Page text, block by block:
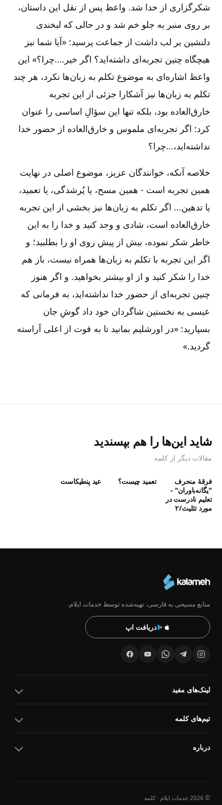
شکرگزاری از خدا شد. واعظ پس از نقل این داستان،
بر روی منبر به جلو خم شد و در حالی که لبخندی
دلنشین بر لب داشت از جماعت پرسید: «آیا شما نیز
هیچگاه چنین تجربه‌ای داشته‌اید؟ اگر خیر....چرا؟» این
واعظ اشاره‌ای به موضوع تکلم به زبان‌ها نکرد، هر چند
تکلم به زبان‌ها نیز آشکارا جزئی از این تجربه
خارق‌العاده بود، بلکه تنها این سؤالِ اساسی را عنوان
کرد: اگر تجربه‌ای ملموس و خارق‌العاده از حضور خدا
نداشته‌اید،...چرا؟
خلاصه آنکه، خوانندگان عزیز، موضوع اصلی در نهایت
همین تجربه است -‏‏‏‏‏‏‏‏ همین مسح، یا پُرشدگی، یا تعمید،
یا تدهین... اگر تکلم به زبان‌ها نیز بخشی از این تجربه
خارق‌العاده است، شادی و وجد کنید و خدا را به این
خاطر شکر نموده، بیش از پیش روی او را بطلبید؛ و
اگر این تجربه با تکلم به زبان‌ها همراه نیست، باز هم
خدا را شکر کنید و از او بیشتر بخواهید. و اگر هنوز
چنین تجربه‌ای از حضور خدا نداشته‌اید، به فرمانی که
عیسی به نخستین شاگردان خود داد گوشِ جان
بسپارید: «در اورشلیم بمانید تا به قوت از اعلی آراسته
گردید.»
شاید این‌ها را هم بپسندید
مقالات دیگر از کلمه
فرقۀ منحرف
"يگانه‌باوران" -
تعليم نادرست در
مورد تثلیث/۲
تعمید چیست؟ عید پنطیکاست
منابع مسیحی به فارسی، تهیه‌شده توسط خدمات ایلام.
دریافت اپ
لینک‌های مفید
تیم‌های کلمه
درباره
© 2026 خدمات ایلام · کلمه